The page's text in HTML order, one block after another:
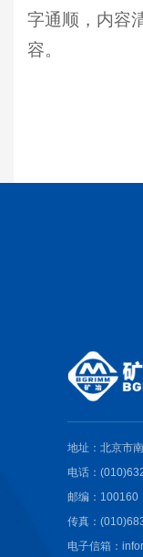
字通顺，内容
容。
地址：北京市
电话：
邮编：100160
传真：
电子信箱：